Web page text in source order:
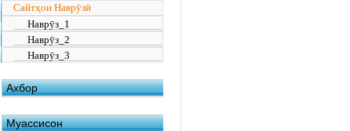
Сайтҳои Наврӯзӣ
Наврӯз_1
Наврӯз_2
Наврӯз_3
Ахбор
Муассисон